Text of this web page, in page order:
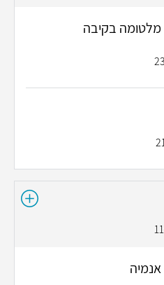
מלטומה בקיבה
אנמיה